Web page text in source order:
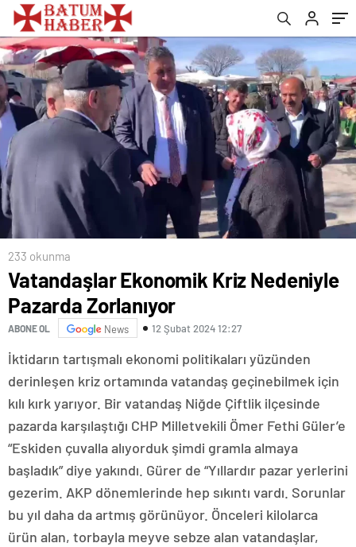
233 okunma
Vatandaşlar Ekonomik Kriz Nedeniyle
Pazarda Zorlanıyor
ABONE OL News 12 Şubat 2024 12:27
İktidarın tartışmalı ekonomi politikaları yüzünden
derinleşen kriz ortamında vatandaş geçinebilmek için
kılı kırk yarıyor. Bir vatandaş Niğde Çiftlik ilçesinde
pazarda karşılaştığı CHP Milletvekili Ömer Fethi Güler’e
“Eskiden çuvalla alıyorduk şimdi gramla almaya
başladık” diye yakındı. Gürer de “Yıllardır pazar yerlerini
gezerim. AKP dönemlerinde hep sıkıntı vardı. Sorunlar
bu yıl daha da artmış görünüyor. Önceleri kilolarca
ürün alan, torbayla meyve sebze alan vatandaşlar,